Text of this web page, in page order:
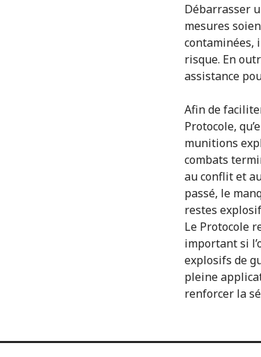
Débarrasser
mesures
contaminées,
risque. En
assistance
Afin de
Protocole,
munitions
combats
au conflit et
passé, le
restes
Le Protocole
important si
explosifs de
pleine
renforcer la